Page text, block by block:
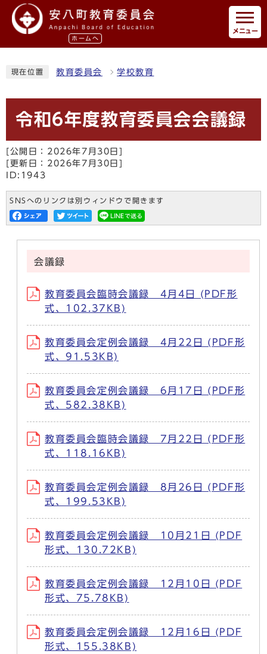
ホームへ
メニュー
現在位置 教育委員会 学校教育
令和6年度教育委員会会議録
[公開日：2026年7月30日]
[更新日：2026年7月30日]
ID:1943
SNSへのリンクは別ウィンドウで開きます
会議録
教育委員会臨時会議録 4月4日 (PDF形
式、102.37KB)
教育委員会定例会議録 4月22日 (PDF形
式、91.53KB)
教育委員会定例会議録 6月17日 (PDF形
式、582.38KB)
教育委員会臨時会議録 7月22日 (PDF形
式、118.16KB)
教育委員会定例会議録 8月26日 (PDF形
式、199.53KB)
教育委員会定例会議録 10月21日 (PDF
形式、130.72KB)
教育委員会定例会議録 12月10日 (PDF
形式、75.78KB)
教育委員会定例会議録 12月16日 (PDF
形式、155.38KB)